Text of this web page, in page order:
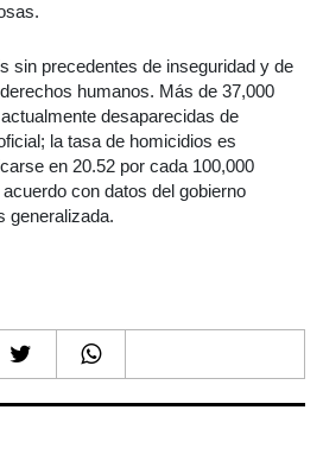
sin precedentes de inseguridad y de
humanos. Más de 37,000
desaparecidas de
la tasa de homicidios es
en 20.52 por cada 100,000
con datos del gobierno
generalizada.